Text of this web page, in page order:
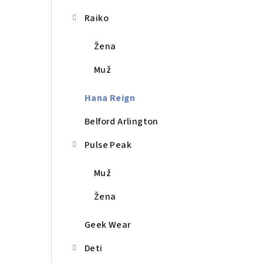
Raiko
Žena
Muž
Hana Reign
Belford Arlington
Pulse Peak
Muž
Žena
Geek Wear
Deti